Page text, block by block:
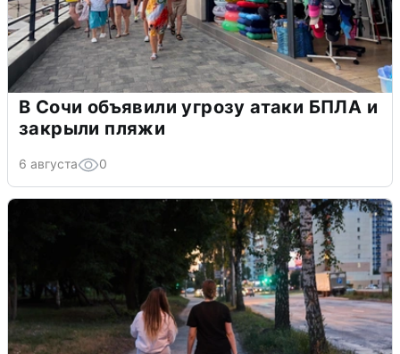
В Сочи объявили угрозу атаки БПЛА и
закрыли пляжи
6 августа 0